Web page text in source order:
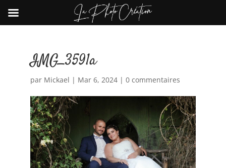
IMG_3591a
par Mickael | Mar 6, 2024| 0 commentaires